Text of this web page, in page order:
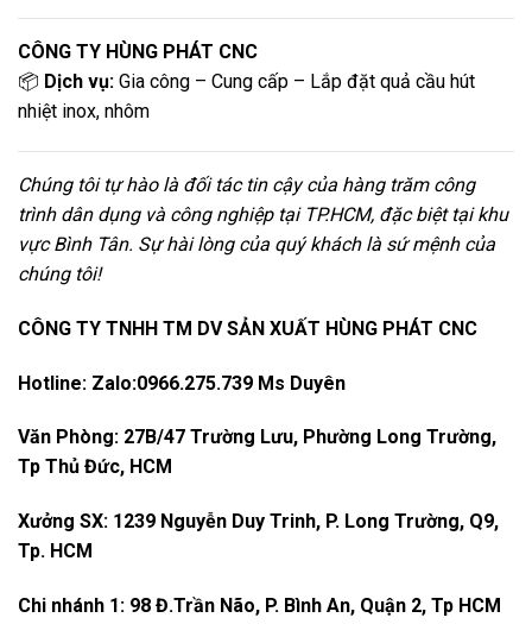
CÔNG TY HÙNG PHÁT CNC
📦 Dịch vụ: Gia công – Cung cấp – Lắp đặt quả cầu hút
nhiệt inox, nhôm
Chúng tôi tự hào là đối tác tin cậy của hàng trăm công
trình dân dụng và công nghiệp tại TP.HCM, đặc biệt tại khu
vực Bình Tân. Sự hài lòng của quý khách là sứ mệnh của
chúng tôi!
CÔNG TY TNHH TM DV SẢN XUẤT HÙNG PHÁT CNC
Hotline: Zalo:0966.275.739 Ms Duyên
Văn Phòng: 27B/47 Trường Lưu, Phường Long Trường,
Tp Thủ Đức, HCM
Xưởng SX: 1239 Nguyễn Duy Trinh, P. Long Trường, Q9,
Tp. HCM
Chi nhánh 1: 98 Đ.Trần Não, P. Bình An, Quận 2, Tp HCM